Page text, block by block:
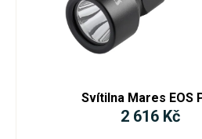
Svítilna Mares EOS
2 616 Kč